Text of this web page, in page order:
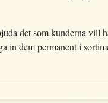
det som kunderna vill
in dem permanent i